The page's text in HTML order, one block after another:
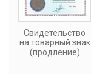
Свидетельство
на товарный знак
(продление)